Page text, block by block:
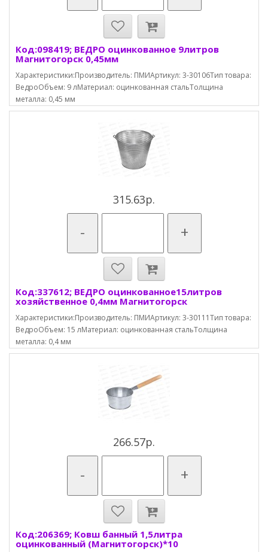
Код:098419; ВЕДРО оцинкованное 9литров
Магнитогорск 0,45мм
Характеристики:Производитель: ПМИАртикул: 3-30106Тип товара:
ВедроОбъем: 9 лМатериал: оцинкованная стальТолщина
металла: 0,45 мм
315.63р.
- +
Код:337612; ВЕДРО оцинкованное15литров
хозяйственное 0,4мм Магнитогорск
Характеристики:Производитель: ПМИАртикул: 3-30111Тип товара:
ВедроОбъем: 15 лМатериал: оцинкованная стальТолщина
металла: 0,4 мм
266.57р.
- +
Код:206369; Ковш банный 1,5литра
оцинкованный (Магнитогорск)*10